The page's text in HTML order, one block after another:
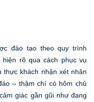
đào tạo theo quy trình
rõ qua cách phục vụ
thực khách nhận xét nhân
– thậm chí có hôm chủ
giác gần gũi như đang